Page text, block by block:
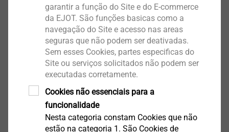
EJOT Covers
Exibir produto
Housing
garantir a função do Site e do E-commerce
da EJOT. São funções basicas como a
navegação do Site e acesso nas areas
seguras que não podem ser deativadas.
Sem esses Cookies, partes especificas do
Site ou serviços solicitados não podem ser
executadas corretamente.
Cookies não essenciais para a
funcionalidade
Nesta categoria constam Cookies que não
estão na categoria 1. São Cookies de